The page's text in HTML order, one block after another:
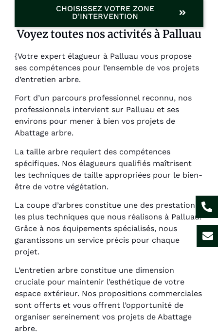
CHOISISSEZ VOTRE ZONE
D'INTERVENTION
Voyez toutes nos activités à Palluau
{Votre expert élagueur à Palluau vous propose
ses compétences pour l’ensemble de vos projets
d’entretien arbre.
Fort d’un parcours professionnel reconnu, nos
professionnels intervient sur Palluau et ses
environs pour mener à bien vos projets de
Abattage arbre.
La taille arbre requiert des compétences
spécifiques. Nos élagueurs qualifiés maîtrisent
les techniques de taille appropriées pour le bien-
être de votre végétation.
La coupe d’arbres constitue une des prestations
les plus techniques que nous réalisons à Palluau.
Grâce à nos équipements spécialisés, nous
garantissons un service précis pour chaque
projet.
L’entretien arbre constitue une dimension
cruciale pour maintenir l’esthétique de votre
espace extérieur. Nos propositions commerciales
sont offerts et vous offrent l’opportunité de
organiser sereinement vos projets de Abattage
arbre.